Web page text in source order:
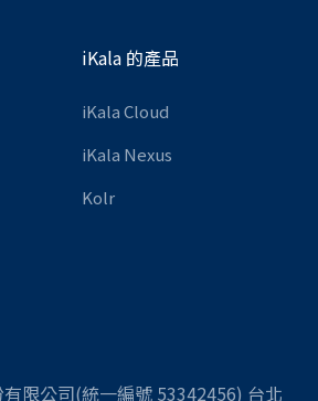
iKala 的產品
iKala Cloud
iKala Nexus
Kolr
限公司(統一編號 53342456) 台北